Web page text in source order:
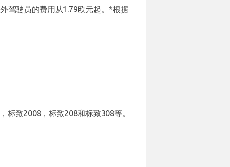
驾驶员的费用从1.79欧元起。*根据
标致2008，标致208和标致308等。